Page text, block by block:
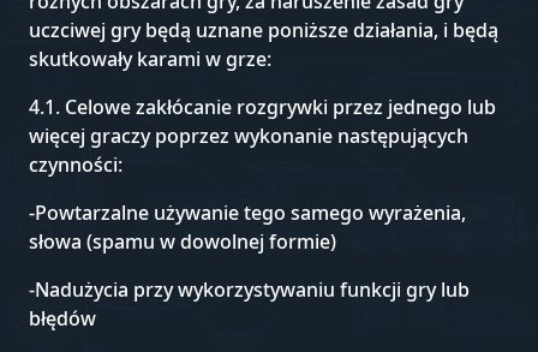
uczciwej gry będą uznane poniższe działania, i będą
skutkowały karami w grze:
4.1. Celowe zakłócanie rozgrywki przez jednego lub
więcej graczy poprzez wykonanie następujących
czynności:
-Powtarzalne używanie tego samego wyrażenia,
słowa (spamu w dowolnej formie)
-Nadużycia przy wykorzystywaniu funkcji gry lub
błędów